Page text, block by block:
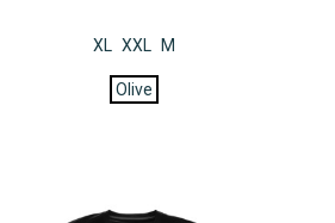
XL XXL M
Olive